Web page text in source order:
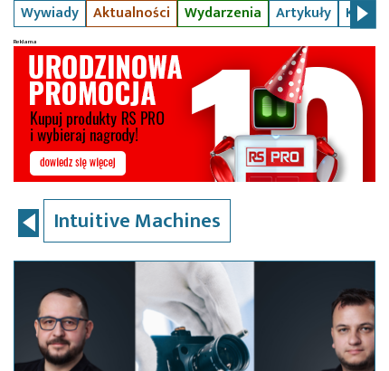
Wywiady Aktualności Wydarzenia Artykuły Kursy
Intuitive Machines